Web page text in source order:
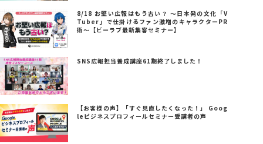
8/18 お堅い広報はもう古い？ ～日本発の文化「V
Tuber」で仕掛けるファン激増のキャラクターPR
術～【ビーラブ最新集客セミナー】
SNS広報担当養成講座61期終了しました！
【お客様の声】「すぐ見直したくなった！」 Goog
leビジネスプロフィールセミナー受講者の声